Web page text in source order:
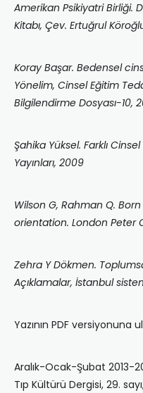
Amerikan Psikiyatri Birliği.
Kitabı, Çev. Ertuğrul
Koray Başar. Bedensel
Yönelim, Cinsel Eğitim
Bilgilendirme Dosyası-10,
Şahika Yüksel. Farklı
Yayınları, 2009
Wilson G, Rahman Q.
orientation. London Peter
Zehra Y Dökmen.
Açıklamalar, İstanbul
Yazının PDF versiyonuna
Aralık-Ocak-Şubat 2013-
Tıp Kültürü Dergisi, 29.